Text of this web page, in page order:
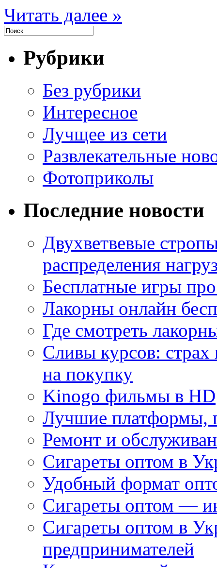
Читать далее »
Рубрики
Без рубрики
Интересное
Лучщее из сети
Развлекательные
Фотоприколы
Последние новости
Двухветвевые
распределения
Бесплатные игры
Лакорны онлайн
Где смотреть
Сливы курсов:
на покупку
Kinogo фильмы в HD
Лучшие платформы,
Ремонт и
Сигареты оптом в
Удобный формат
Сигареты оптом —
Сигареты оптом в
предпринимателей